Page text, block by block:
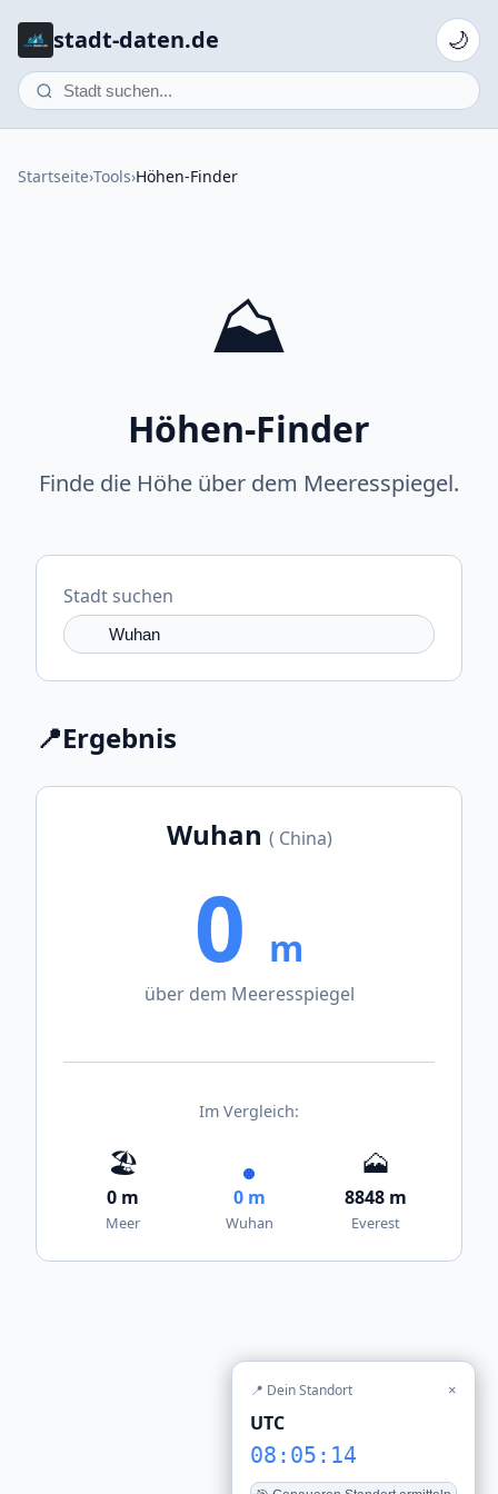
stadt-daten.de 🌙
Startseite›Tools›Höhen-Finder
⛰️
Höhen-Finder
Finde die Höhe über dem Meeresspiegel.
Stadt suchen
📍Ergebnis
Wuhan ( China)
0 m
über dem Meeresspiegel
Im Vergleich:
🏖️
0 m
Meer
0 m
Wuhan
🗻
8848 m
Everest
📍 Dein Standort ×
UTC
08:05:14